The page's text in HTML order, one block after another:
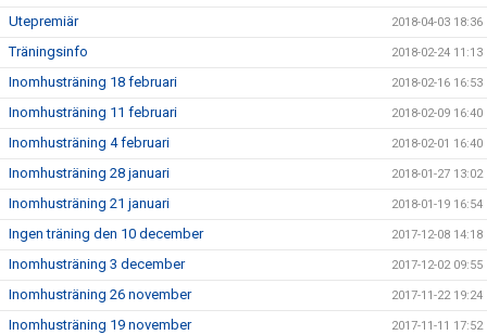
Utepremiär 2018-04-03 18:36
Träningsinfo 2018-02-24 11:13
Inomhusträning 18 februari 2018-02-16 16:53
Inomhusträning 11 februari 2018-02-09 16:40
Inomhusträning 4 februari 2018-02-01 16:40
Inomhusträning 28 januari 2018-01-27 13:02
Inomhusträning 21 januari 2018-01-19 16:54
Ingen träning den 10 december 2017-12-08 14:18
Inomhusträning 3 december 2017-12-02 09:55
Inomhusträning 26 november 2017-11-22 19:24
Inomhusträning 19 november 2017-11-11 17:52